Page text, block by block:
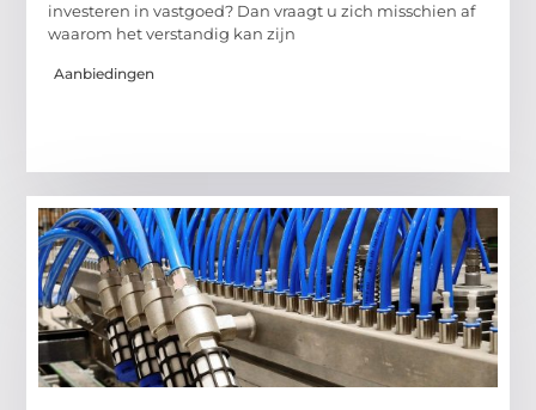
investeren in vastgoed? Dan vraagt u zich misschien af
waarom het verstandig kan zijn
Aanbiedingen